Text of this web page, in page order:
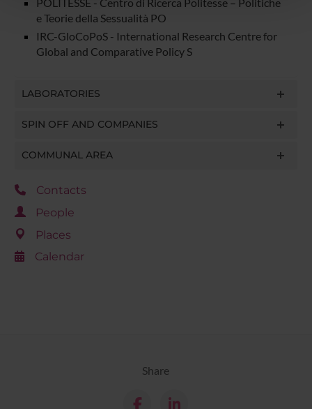
pubblicità e social media, i quali potrebbero combinarle
con altre informazioni che hai fornito loro o che hanno
raccolto dal tuo utilizzo dei loro servizi.
e Teorie della Sessualità PO
IRC-GloCoPoS - International Research Centre for
Global and Comparative Policy S
LABORATORIES
SPIN OFF AND COMPANIES
COMMUNAL AREA
Contacts
People
Places
Calendar
Share